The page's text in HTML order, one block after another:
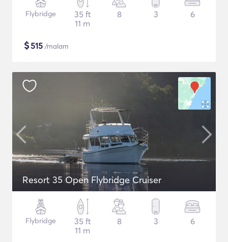
Flybridge
35 ft
11 m
8 3 6
$515 /malam
Resort 35 Open Flybridge Cruiser
Flybridge
35 ft
11 m
8 3 6